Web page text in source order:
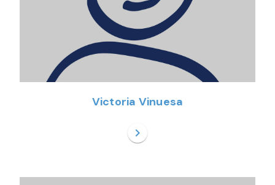
Victoria Vinuesa
chevron_right